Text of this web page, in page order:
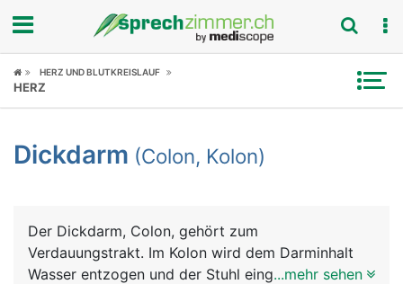
Fokus
Symptome
News
HERZ UND BLUTKREISLAUF
HERZ
Dickdarm (Colon, Kolon)
Der Dickdarm, Colon, gehört zum
Verdauungstrakt. Im Kolon wird dem Darminhalt
Wasser entzogen und der Stuhl eingedickt, der mit
...mehr sehen